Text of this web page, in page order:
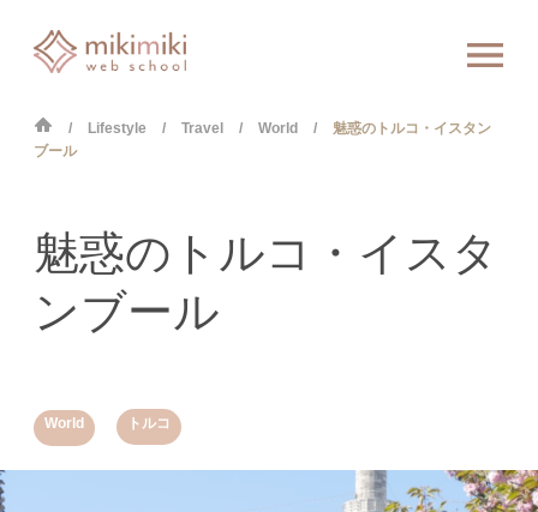
Lifestyle Travel World
魅惑のトルコ・イスタン
ブール
World トルコ
魅惑のトルコ・イスタ
ンブール